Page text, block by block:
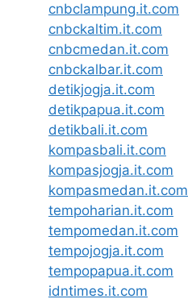
cnbclampung.it.com
cnbckaltim.it.com
cnbcmedan.it.com
cnbckalbar.it.com
detikjogja.it.com
detikpapua.it.com
detikbali.it.com
kompasbali.it.com
kompasjogja.it.com
kompasmedan.it.com
tempoharian.it.com
tempomedan.it.com
tempojogja.it.com
tempopapua.it.com
idntimes.it.com